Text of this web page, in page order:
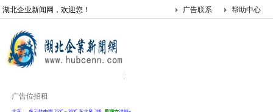
湖北企业新闻网，欢迎您！ 帮助中心
广告联系
广告位招租